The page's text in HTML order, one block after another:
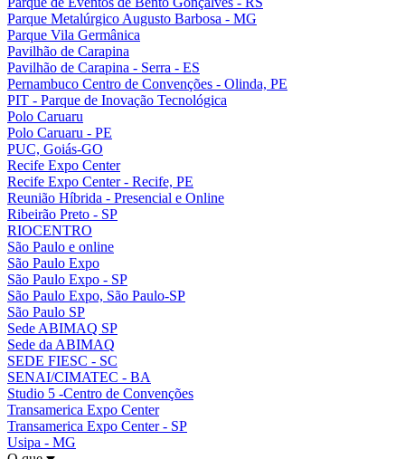
Parque Metalúrgico Augusto Barbosa - MG
Parque Vila Germânica
Pavilhão de Carapina
Pavilhão de Carapina - Serra - ES
Pernambuco Centro de Convenções - Olinda, PE
PIT - Parque de Inovação Tecnológica
Polo Caruaru
Polo Caruaru - PE
PUC, Goiás-GO
Recife Expo Center
Recife Expo Center - Recife, PE
Reunião Híbrida - Presencial e Online
Ribeirão Preto - SP
RIOCENTRO
São Paulo e online
São Paulo Expo
São Paulo Expo - SP
São Paulo Expo, São Paulo-SP
São Paulo SP
Sede ABIMAQ SP
Sede da ABIMAQ
SEDE FIESC - SC
SENAI/CIMATEC - BA
Studio 5 -Centro de Convenções
Transamerica Expo Center
Transamerica Expo Center - SP
Usipa - MG